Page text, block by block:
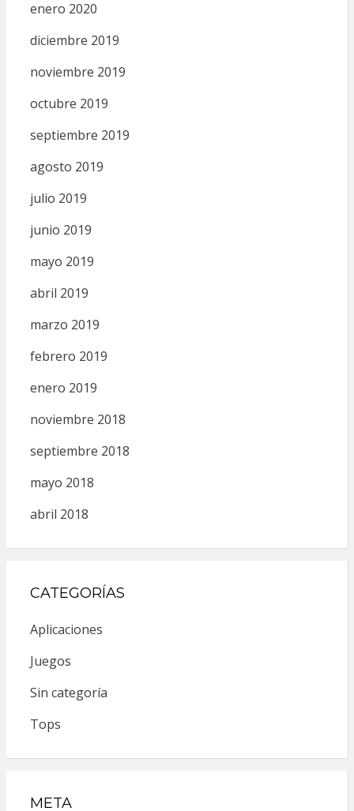
enero 2020
diciembre 2019
noviembre 2019
octubre 2019
septiembre 2019
agosto 2019
julio 2019
junio 2019
mayo 2019
abril 2019
marzo 2019
febrero 2019
enero 2019
noviembre 2018
septiembre 2018
mayo 2018
abril 2018
CATEGORÍAS
Aplicaciones
Juegos
Sin categoría
Tops
META